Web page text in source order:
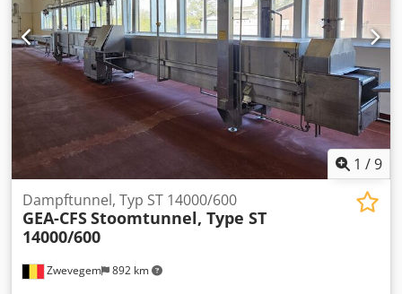
1 /9
Zwevegem 892 km
Dampftunnel, Typ ST 14000/600
GEA-CFSStoomtunnel, Type ST
14000/600